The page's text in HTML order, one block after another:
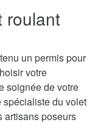
roulant
un permis pour
votre
soignée de votre
spécialiste du volet
artisans poseurs